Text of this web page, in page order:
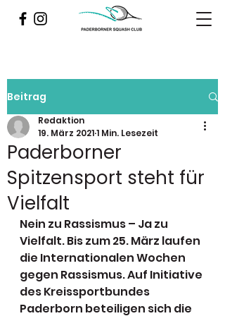
Beitrag
Paderborner
Spitzensport steht für
Vielfalt
Redaktion
19. März 20211 Min. Lesezeit
Nein zu Rassismus – Ja zu
Vielfalt. Bis zum 25. März laufen
die Internationalen Wochen
gegen Rassismus. Auf Initiative
des Kreissportbundes
Paderborn beteiligen sich die